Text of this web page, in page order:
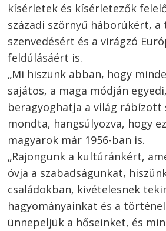
kísérletek és kísérletezők
századi szörnyű háborúkért, a
szenvedésért és a virágzó
feldúlásáért is.
„Mi hiszünk abban, hogy
sajátos, a maga módján
beragyoghatja a világ rábízott
mondta, hangsúlyozva, hogy
magyarok már 1956-ban is.
„Rajongunk a kultúránkért,
óvja a szabadságunkat,
családokban, kivételesnek
hagyományainkat és a
ünnepeljük a hőseinket, és